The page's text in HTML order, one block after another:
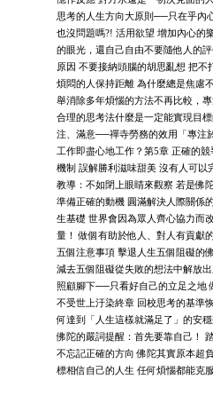
思考的人生方向大原則──只在乎內
也沒問題嗎?! 活用欲望 增加內心的
的眼光，還自己自由不要隨他人的
原因 不要接納頭腦的胡思亂想 把不
煩悶的人保持距離 為什麼總是焦慮
舉消除多年煩惱的方法不再比較，
合理的思考法什麼是一定能實現目
注、滿意──禪寺勞務的效用「專注
工作即盡心地工作？第5章 正確的
機制 誤解勝利滋味甜美 沒有人可以
教導：不如閉上眼睛來觀察 若是佛
準備正確的動機 圓滿解決人際關係
生基礎 世界會因為眾人齊心協力而
量！ 做個有助於他人、對人有貢獻
五個注意事項 擊退人生五個阻礙的
減去五個阻礙從失敗的想法中解放
照顧腳下──只看好自己的立足之地
不受世上汙染終章 回校思考的基準
何達到「人生這樣就滿足了」的安
佛陀的嚴詞提醒：首先要靠自己！
不忘記正確的方向 佛陀其實原本超
標相信自己的人生 任何煩惱都能克